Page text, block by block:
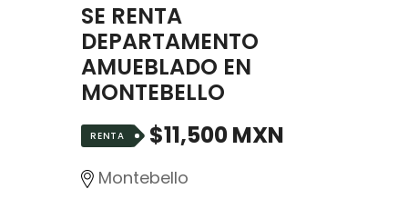
SE RENTA
DEPARTAMENTO
AMUEBLADO EN
MONTEBELLO
RENTA $11,500 MXN
Montebello